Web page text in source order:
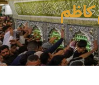
کاظم